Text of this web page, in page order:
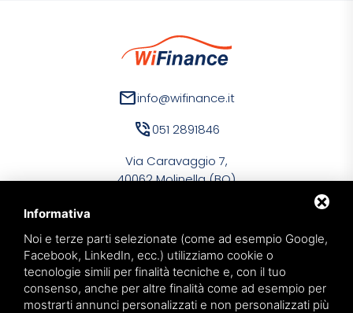
Informativa
Noi e terze parti selezionate (come ad esempio Google,
Facebook, LinkedIn, ecc.) utilizziamo cookie o
tecnologie simili per finalità tecniche e, con il tuo
consenso, anche per altre finalità come ad esempio per
mostrarti annunci personalizzati e non personalizzati più
mailinfo@wifinance.it
phone_in_talk051 2891846
Via Caravaggio 7,
40062 Molinella (BO)
WiFinance Srl
PIVA 03134591209